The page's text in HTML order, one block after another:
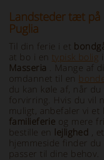
Landsteder tæt på
Puglia
Til din ferie i et
at bo i en typisk bolig
Masseria . Mange af
omdannet til en
du kan køle af, når
forvirring. Hvis du vil
muligt, anbefaler vi et
familieferie og mere
bestille en lejlighed , et
hjemmeside finder
passer til dine behov.